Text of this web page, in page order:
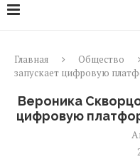
Главная Общество
запускает цифровую
Вероника
цифровую